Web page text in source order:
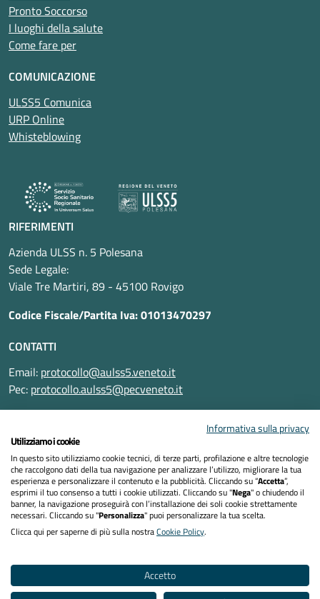
Pronto Soccorso
I luoghi della salute
Come fare per
COMUNICAZIONE
ULSS5 Comunica
URP Online
Whisteblowing
RIFERIMENTI
Azienda ULSS n. 5 Polesana
Sede Legale:
Viale Tre Martiri, 89 - 45100 Rovigo
Codice Fiscale/Partita Iva: 01013470297
CONTATTI
Email: protocollo@aulss5.veneto.it
Pec: protocollo.aulss5@pecveneto.it
Informativa privacy
Dichiarazione di accessibilità
Informativa sulla privacy
Utilizziamo i cookie
In questo sito utilizziamo cookie tecnici, di terze parti, profilazione e altre tecnologie
che raccolgono dati della tua navigazione per analizzare l’utilizzo, migliorare la tua
esperienza e personalizzare il contenuto e la pubblicità. Cliccando su “Accetta”,
esprimi il tuo consenso a tutti i cookie utilizzati. Cliccando su "Nega" o chiudendo il
banner, la navigazione proseguirà con l’installazione dei soli cookie strettamente
necessari. Cliccando su "Personalizza" puoi personalizzare la tua scelta.
Clicca qui per saperne di più sulla nostraCookie Policy.
Accetto